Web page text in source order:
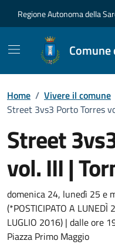
Regione Autonoma della
Home / Vivere il comune
Street 3vs3 Porto Torres
Street
vol. III |
Dettaglio
domenica 24, lunedì 25 e
(*POSTICIPATO A LUNEDÌ
LUGLIO 2016) | dalle ore
Piazza Primo Maggio